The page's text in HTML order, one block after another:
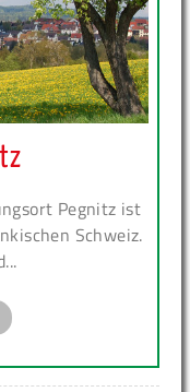
Pegnitz ist
Schweiz.